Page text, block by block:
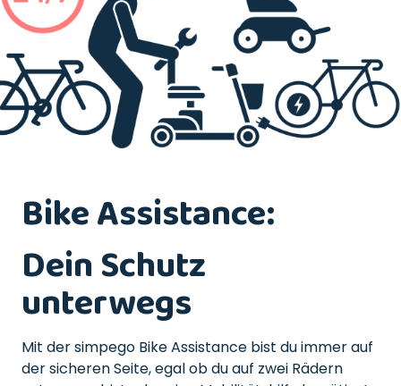
Bike Assistance:
Dein Schutz
unterwegs
Mit der simpego Bike Assistance bist du immer auf
der sicheren Seite, egal ob du auf zwei Rädern